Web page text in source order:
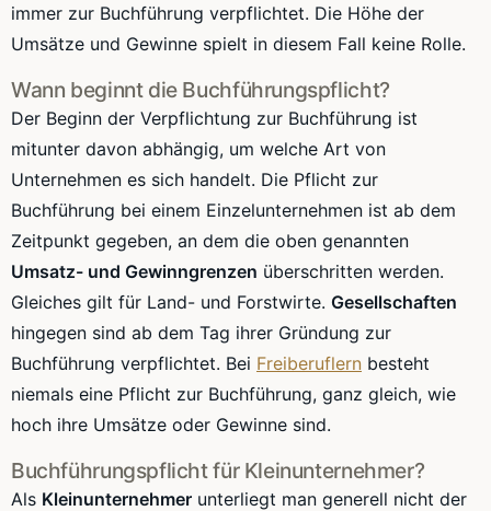
immer zur Buchführung verpflichtet. Die Höhe der
Umsätze und Gewinne spielt in diesem Fall keine Rolle.
Wann beginnt die Buchführungspflicht?
Der Beginn der Verpflichtung zur Buchführung ist
mitunter davon abhängig, um welche Art von
Unternehmen es sich handelt. Die Pflicht zur
Buchführung bei einem Einzelunternehmen ist ab dem
Zeitpunkt gegeben, an dem die oben genannten
Umsatz- und Gewinngrenzen überschritten werden.
Gleiches gilt für Land- und Forstwirte. Gesellschaften
hingegen sind ab dem Tag ihrer Gründung zur
Buchführung verpflichtet. Bei Freiberuflern besteht
niemals eine Pflicht zur Buchführung, ganz gleich, wie
hoch ihre Umsätze oder Gewinne sind.
Buchführungspflicht für Kleinunternehmer?
Als Kleinunternehmer unterliegt man generell nicht der